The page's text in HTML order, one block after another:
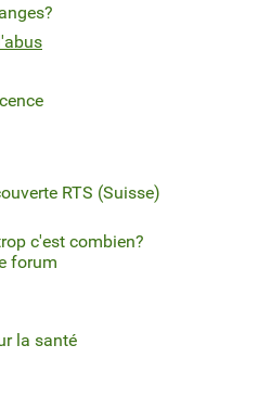
RTS (Suisse)
c'est combien?
forum
la santé